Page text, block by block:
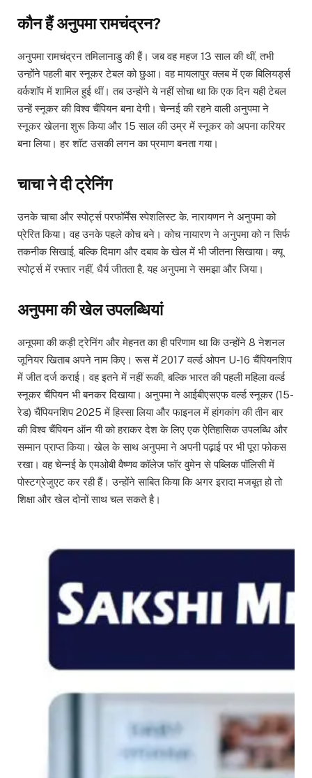
कौन हैं अनुपमा रामचंद्रन?
अनुपमा रामचंद्रन तमिलानाडु की हैं। जब वह महज 13 साल की थीं, तभी
उन्होंने पहली बार स्नूकर टेबल को छुआ। वह मायलापुर क्लब में एक बिलियर्ड्स
वर्कशाॅप में शामिल हुई थीं। तब उन्होंने ये नहीं सोचा था कि एक दिन यही टेबल
उन्हें स्नूकर की विश्व चैंपियन बना देगी। चेन्नई की रहने वाली अनुपमा ने
स्नूकर खेलना शुरू किया और 15 साल की उम्र में स्नूकर को अपना करियर
बना लिया। हर शॉट उसकी लगन का प्रमाण बनता गया।
चाचा ने दी ट्रेनिंग
उनके चाचा और स्पोर्ट्स परफॉर्मेंस स्पेशलिस्ट के. नारायणन ने अनुपमा को
प्रेरित किया। वह उनके पहले कोच बने। कोच नायारण ने अनुपमा को न सिर्फ
तकनीक सिखाई, बल्कि दिमाग और दबाव के खेल में भी जीतना सिखाया। क्यू
स्पोर्ट्स में रफ्तार नहीं, धैर्य जीतता है, यह अनुपमा ने समझा और जिया।
अनुपमा की खेल उपलब्धियां
अनूपमा की कड़ी ट्रेनिंग और मेहनत का ही परिणाम था कि उन्होंने 8 नेशनल
जूनियर खिताब अपने नाम किए। रूस में 2017 वर्ल्ड ओपन U-16 चैंपियनशिप
में जीत दर्ज कराई। वह इतने में नहीं रूकी, बल्कि भारत की पहली महिला वर्ल्ड
स्नूकर चैंपियन भी बनकर दिखाया। अनुपमा ने आईबीएसएफ वर्ल्ड स्नूकर (15-
रेड) चैंपियनशिप 2025 में हिस्सा लिया और फाइनल में हांगकांग की तीन बार
की विश्व चैंपियन ऑन यी को हराकर देश के लिए एक ऐतिहासिक उपलब्धि और
सम्मान प्राप्त किया। खेल के साथ अनुपमा ने अपनी पढ़ाई पर भी पूरा फोकस
रखा। वह चेन्नई के एमओबी वैष्णव कॉलेज फॉर वुमेन से पब्लिक पॉलिसी में
पोस्टग्रेजुएट कर रही हैं। उन्होंने साबित किया कि अगर इरादा मजबूत हो तो
शिक्षा और खेल दोनों साथ चल सकते है।